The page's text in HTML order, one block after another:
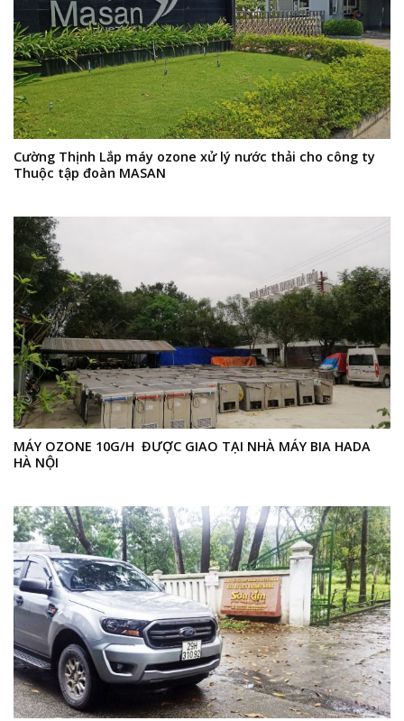
Cường Thịnh Lắp máy ozone xử lý nước thải cho công ty
Thuộc tập đoàn MASAN
MÁY OZONE 10G/H ĐƯỢC GIAO TẠI NHÀ MÁY BIA HADA
HÀ NỘI